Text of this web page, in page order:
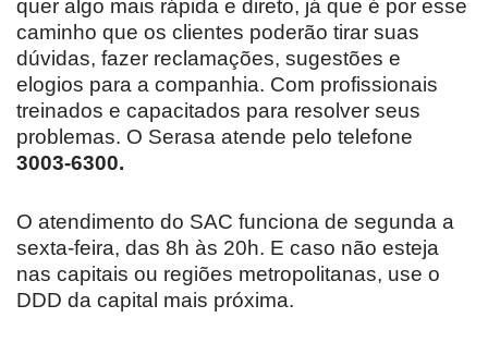
quer algo mais rápida e direto, já que é por esse
caminho que os clientes poderão tirar suas
dúvidas, fazer reclamações, sugestões e
elogios para a companhia. Com profissionais
treinados e capacitados para resolver seus
problemas. O Serasa atende pelo telefone
3003-6300.
O atendimento do SAC funciona de segunda a
sexta-feira, das 8h às 20h. E caso não esteja
nas capitais ou regiões metropolitanas, use o
DDD da capital mais próxima.